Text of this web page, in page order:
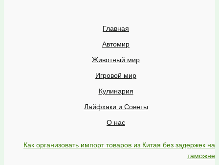
Главная
Автомир
Животный мир
Игровой мир
Кулинария
Лайфхаки и Советы
О нас
Как организовать импорт товаров из Китая без задержек на
таможне